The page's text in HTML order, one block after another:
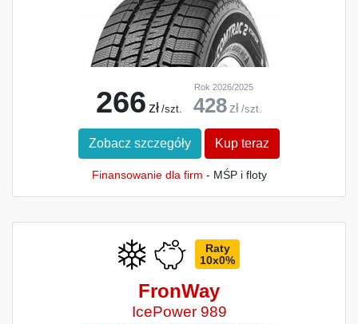
266 zł /szt.
Rok 2026/2025
428 zł /szt.
Zobacz szczegóły Kup teraz
Finansowanie dla firm - MŚP i floty
Raty
10x0%
FronWay
IcePower 989